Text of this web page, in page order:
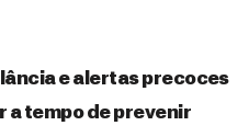
e alertas precoces
a tempo de prevenir